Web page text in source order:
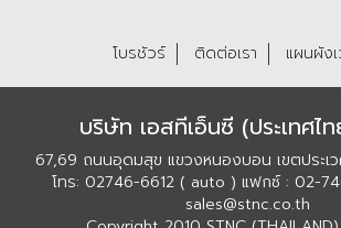
โบรชัวร์ ติดต่อเรา แผนผัง
บริษัท เอสทีเอ็นซี (ประเทศไ
67,69 ถนนอุดมสุข แขวงหนองบอน เขตประเ
โทร: 02746-6612 ( auto ) แฟกซ์ : 02-
sales@stnc.co.th